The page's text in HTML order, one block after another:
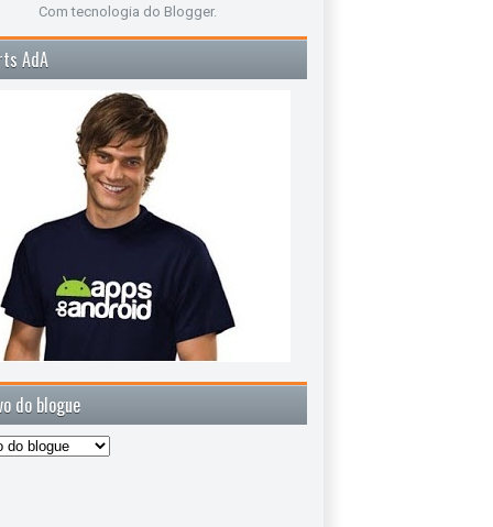
Com tecnologia do Blogger.
AdA
do blogue